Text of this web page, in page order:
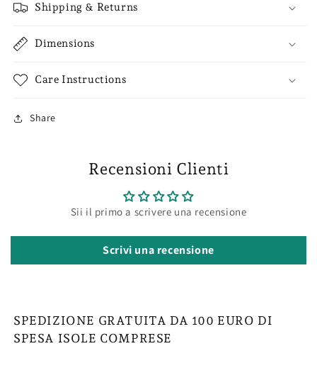
Shipping & Returns
Dimensions
Care Instructions
Share
Recensioni Clienti
Sii il primo a scrivere una recensione
Scrivi una recensione
SPEDIZIONE GRATUITA DA 100 EURO DI
SPESA ISOLE COMPRESE